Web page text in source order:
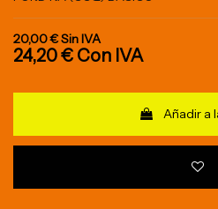
20,00 €Sin IVA
24,20 € Con IVA
Añadir a